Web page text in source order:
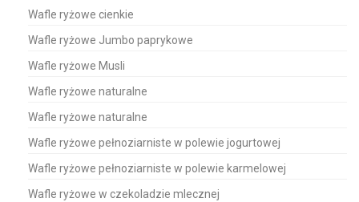
Wafle ryżowe cienkie
Wafle ryżowe Jumbo paprykowe
Wafle ryżowe Musli
Wafle ryżowe naturalne
Wafle ryżowe naturalne
Wafle ryżowe pełnoziarniste w polewie jogurtowej
Wafle ryżowe pełnoziarniste w polewie karmelowej
Wafle ryżowe w czekoladzie mlecznej